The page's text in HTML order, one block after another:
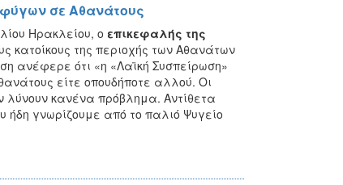
σε Αθανάτους
Ηρακλείου, ο επικεφαλής της
κατοίκους της περιοχής των Αθανάτων
ανέφερε ότι «η «Λαϊκή Συσπείρωση»
είτε οπουδήποτε αλλού. Οι
λύνουν κανένα πρόβλημα. Αντίθετα
ήδη γνωρίζουμε από το παλιό Ψυγείο